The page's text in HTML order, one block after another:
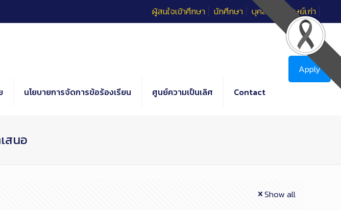
ผู้สนใจเข้าศึกษา นักศึกษา บุคลากร ศิษย์เก่า
นโยบายการจัดการข้อร้องเรียน ศูนย์ความเป็นเลิศ Contact
Apply
สนอ
Show all